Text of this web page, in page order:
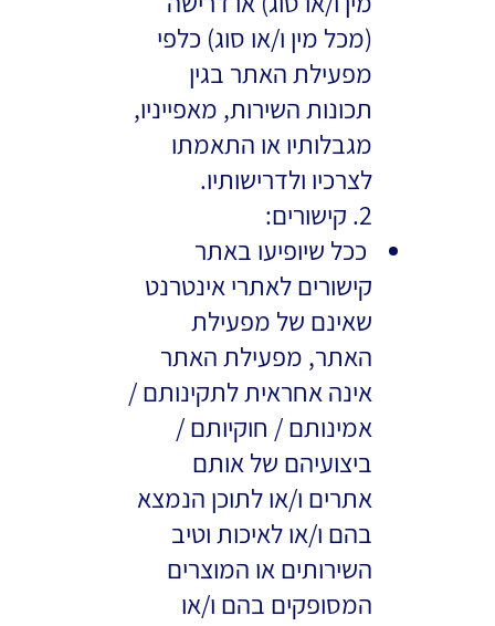
(מכל מין ו/או סוג) כלפי
מפעילת האתר בגין
תכונות השירות, מאפייניו,
מגבלותיו או התאמתו
לצרכיו ולדרישותיו.
2. קישורים:
ככל שיופיעו באתר
קישורים לאתרי אינטרנט
שאינם של מפעילת
האתר, מפעילת האתר
אינה אחראית לתקינותם /
אמינותם / חוקיותם /
ביצועיהם של אותם
אתרים ו/או לתוכן הנמצא
בהם ו/או לאיכות וטיב
השירותים או המוצרים
המסופקים בהם ו/או